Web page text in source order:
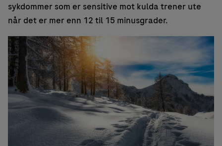
sykdommer som er sensitive mot kulda trener ute
når det er mer enn 12 til 15 minusgrader.